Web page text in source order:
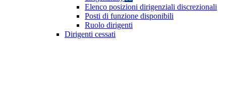
Elenco posizioni dirigenziali discrezionali
Posti di funzione disponibili
Ruolo dirigenti
Dirigenti cessati